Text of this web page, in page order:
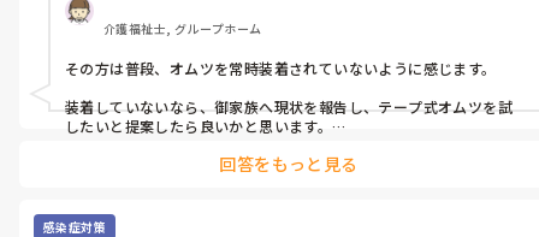
介護福祉士, グループホーム
その方は普段、オムツを常時装着されていないように感じます。
装着していないなら、御家族へ現状を報告し、テープ式オムツを試
したいと提案したら良いかと思います。
しっかりと御家族へ説明すれば、納得頂けるはずです。
回答をもっと見る
感染症対策